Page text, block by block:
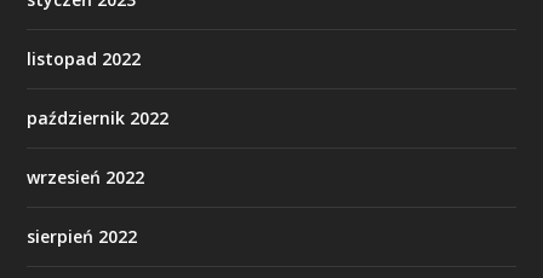
listopad 2022
październik 2022
wrzesień 2022
sierpień 2022